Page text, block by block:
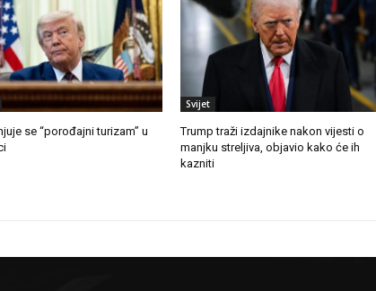
se “porođajni turizam” u
Svijet
Trump traži izdajnike nakon vijesti o
manjku streljiva, objavio kako će ih
kazniti